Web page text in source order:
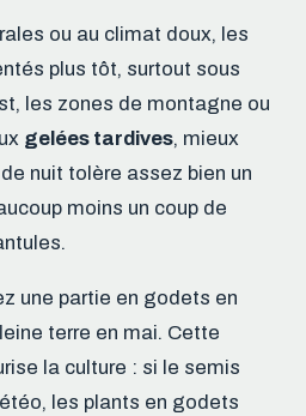
ou au climat doux, les
plus tôt, surtout sous
les zones de montagne ou
gelées tardives, mieux
nuit tolère assez bien un
moins un coup de
une partie en godets en
terre en mai. Cette
la culture : si le semis
les plants en godets